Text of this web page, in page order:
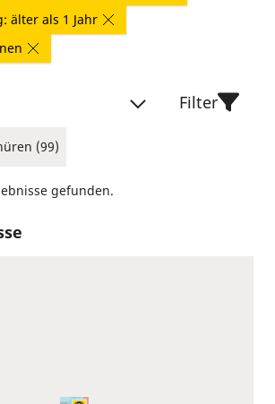
älter als 1 Jahr
(99)
Filter
gefunden.